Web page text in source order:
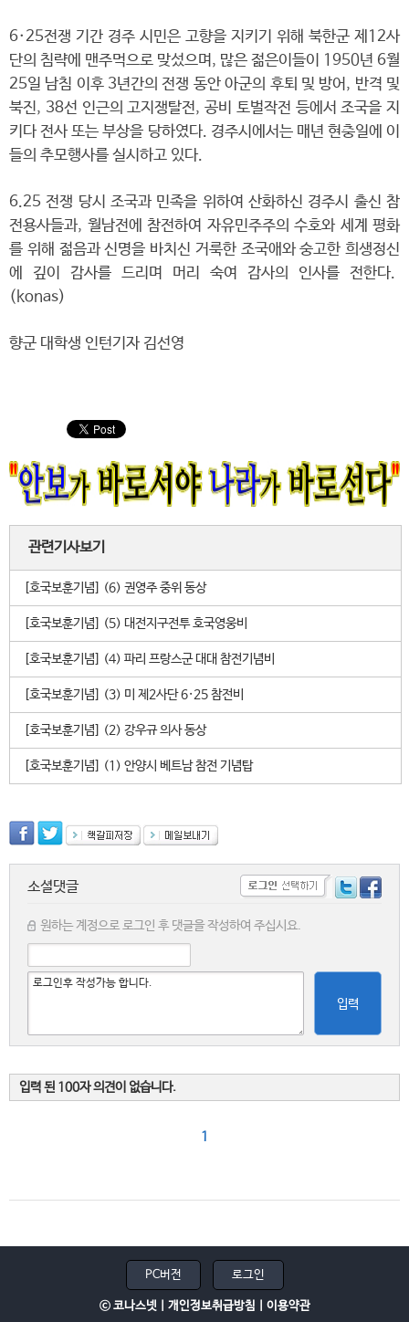
6·25전쟁 기간 경주 시민은 고향을 지키기 위해 북한군 제12사
단의 침략에 맨주먹으로 맞섰으며, 많은 젊은이들이 1950년 6월
25일 남침 이후 3년간의 전쟁 동안 아군의 후퇴 및 방어, 반격 및
북진, 38선 인근의 고지쟁탈전, 공비 토벌작전 등에서 조국을 지
키다 전사 또는 부상을 당하였다. 경주시에서는 매년 현충일에 이
들의 추모행사를 실시하고 있다.
6.25 전쟁 당시 조국과 민족을 위하여 산화하신 경주시 출신 참
전용사들과, 월남전에 참전하여 자유민주주의 수호와 세계 평화
를 위해 젊음과 신명을 바치신 거룩한 조국애와 숭고한 희생정신
에 깊이 감사를 드리며 머리 숙여 감사의 인사를 전한다.
(konas)
향군 대학생 인턴기자 김선영
관련기사보기
[호국보훈기념] (6) 권영주 중위 동상
[호국보훈기념] (5) 대전지구전투 호국영웅비
[호국보훈기념] (4) 파리 프랑스군 대대 참전기념비
[호국보훈기념] (3) 미 제2사단 6·25 참전비
[호국보훈기념] (2) 강우규 의사 동상
[호국보훈기념] (1) 안양시 베트남 참전 기념탑
소셜댓글
원하는 계정으로 로그인 후 댓글을 작성하여 주십시요.
입력
입력 된 100자 의견이 없습니다.
1
PC버전 로그인
ⓒ 코나스넷 | 개인정보취급방침 이용약관